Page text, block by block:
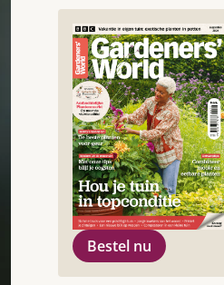
Bestel nu